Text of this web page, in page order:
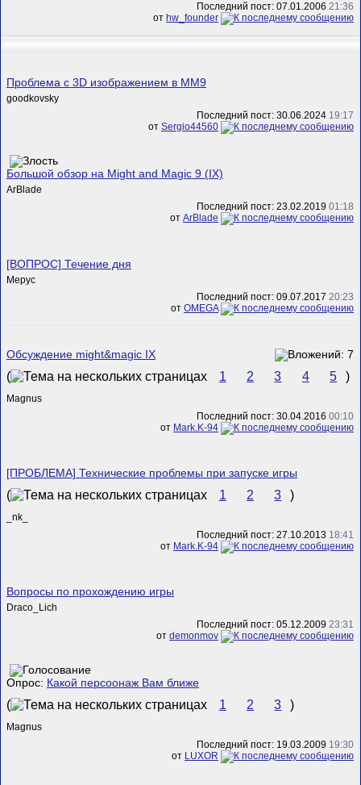
Последний пост: 07.01.2006 21:36
от hw_founder
Проблема с 3D изображением в MM9
goodkovsky
Последний пост: 30.06.2024 19:17
от Sergio44560
Большой обзор на Might and Magic 9 (IX)
ArBlade
Последний пост: 23.02.2019 01:18
от ArBlade
[ВОПРОС] Течение дня
Mepyc
Последний пост: 09.07.2017 20:23
от ОMEGA
Обсуждение might&magic IX
( 1 2 3 4 5 )
Magnus
Последний пост: 30.04.2016 00:10
от Mark.K-94
[ПРОБЛЕМА] Технические проблемы при запуске игры
( 1 2 3 )
_nk_
Последний пост: 27.10.2013 18:41
от Mark.K-94
Вопросы по прохождению игры
Draco_Lich
Последний пост: 05.12.2009 23:31
от demonmov
Опрос: Какой персоонаж Вам ближе
( 1 2 3 )
Magnus
Последний пост: 19.03.2009 19:30
от LUXOR